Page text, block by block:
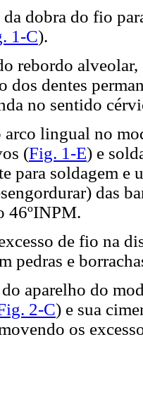
da dobra do fio
1-C).
rebordo
dos dentes
no sentido
arco lingual no
(Fig. 1-E) e
para soldagem e
das
46ºINPM.
de fio na
pedras e
aparelho do
2-C) e sua
os